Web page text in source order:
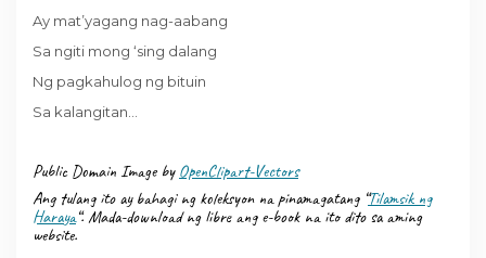
Ay mat’yagang nag-aabang
Sa ngiti mong ‘sing dalang
Ng pagkahulog ng bituin
Sa kalangitan…
Public Domain Image by OpenClipart-Vectors
Ang tulang ito ay bahagi ng koleksyon na pinamagatang “Tilamsik ng
Haraya“. Mada-download ng libre ang e-book na ito dito sa aming
website.